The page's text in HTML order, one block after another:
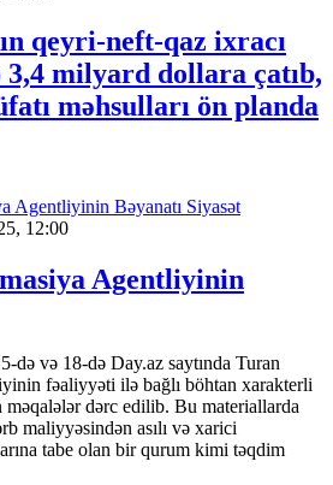
qeyri-neft-qaz ixracı
3,4 milyard dollara çatıb,
məhsulları ön planda
Siyasət
12:00
Agentliyinin
də və 18-də Day.az saytında Turan
fəaliyyəti ilə bağlı böhtan xarakterli
dərc edilib. Bu materiallarda
maliyyəsindən asılı və xarici
tabe olan bir qurum kimi təqdim